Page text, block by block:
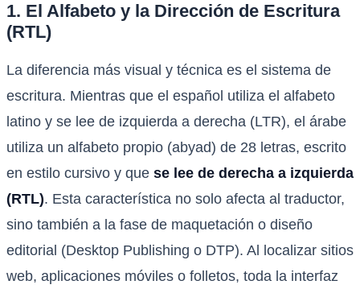
1. El Alfabeto y la Dirección de Escritura
(RTL)
La diferencia más visual y técnica es el sistema de
escritura. Mientras que el español utiliza el alfabeto
latino y se lee de izquierda a derecha (LTR), el árabe
utiliza un alfabeto propio (abyad) de 28 letras, escrito
en estilo cursivo y que se lee de derecha a izquierda
(RTL). Esta característica no solo afecta al traductor,
sino también a la fase de maquetación o diseño
editorial (Desktop Publishing o DTP). Al localizar sitios
web, aplicaciones móviles o folletos, toda la interfaz